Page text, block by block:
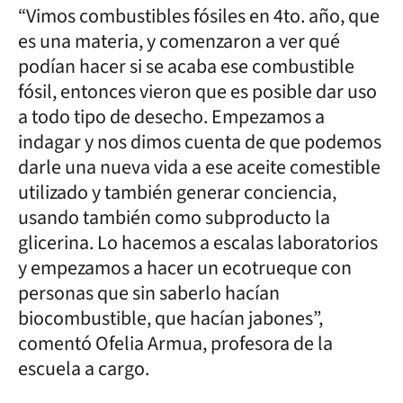
“Vimos combustibles fósiles en 4to. año, que
es una materia, y comenzaron a ver qué
podían hacer si se acaba ese combustible
fósil, entonces vieron que es posible dar uso
a todo tipo de desecho. Empezamos a
indagar y nos dimos cuenta de que podemos
darle una nueva vida a ese aceite comestible
utilizado y también generar conciencia,
usando también como subproducto la
glicerina. Lo hacemos a escalas laboratorios
y empezamos a hacer un ecotrueque con
personas que sin saberlo hacían
biocombustible, que hacían jabones”,
comentó Ofelia Armua, profesora de la
escuela a cargo.